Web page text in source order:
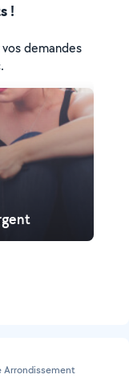
!
demandes
Arrondissement